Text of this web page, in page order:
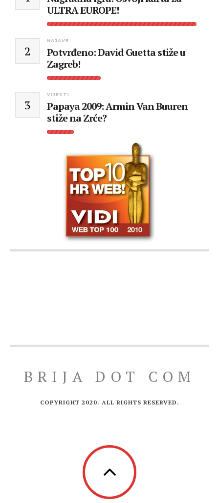
ULTRA EUROPE!
2
NAJAVE
Potvrđeno: David Guetta stiže u
Zagreb!
3
VIJESTI
Papaya 2009: Armin Van Buuren
stiže na Zrće?
BRIJA DOT COM
COPYRIGHT 2020. ALL RIGHTS RESERVED.